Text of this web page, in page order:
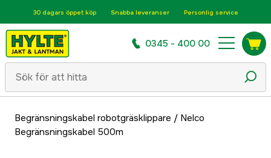
30 dagars öppet köp Snabba leveranser Personlig service
0345 - 400 00
Begränsningskabel robotgräsklippare / Nelco
Begränsningskabel 500m